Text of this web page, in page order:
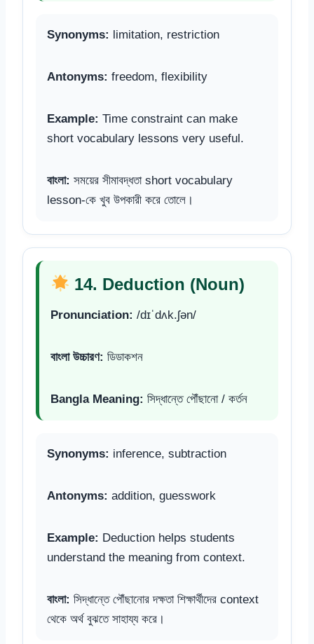
Synonyms: limitation, restriction
Antonyms: freedom, flexibility
Example: Time constraint can make
short vocabulary lessons very useful.
বাংলা: সময়ের সীমাবদ্ধতা short vocabulary
lesson-কে খুব উপকারী করে তোলে।
14. Deduction (Noun)
Pronunciation: /dɪˈdʌk.ʃən/
বাংলা উচ্চারণ: ডিডাকশন
Bangla Meaning: সিদ্ধান্তে পৌঁছানো / কর্তন
Synonyms: inference, subtraction
Antonyms: addition, guesswork
Example: Deduction helps students
understand the meaning from context.
বাংলা: সিদ্ধান্তে পৌঁছানোর দক্ষতা শিক্ষার্থীদের context
থেকে অর্থ বুঝতে সাহায্য করে।